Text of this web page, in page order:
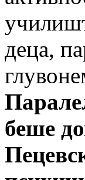
деца,
беше